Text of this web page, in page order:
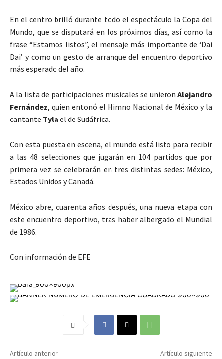
En el centro brilló durante todo el espectáculo la Copa del
Mundo, que se disputará en los próximos días, así como la
frase “Estamos listos”, el mensaje más importante de ‘Dai
Dai’ y como un gesto de arranque del encuentro deportivo
más esperado del año.
A la lista de participaciones musicales se unieron Alejandro
Fernández, quien entonó el Himno Nacional de México y la
cantante Tyla el de Sudáfrica.
Con esta puesta en escena, el mundo está listo para recibir
a las 48 selecciones que jugarán en 104 partidos que por
primera vez se celebrarán en tres distintas sedes: México,
Estados Unidos y Canadá.
México abre, cuarenta años después, una nueva etapa con
este encuentro deportivo, tras haber albergado el Mundial
de 1986.
Con información de EFE
Artículo anterior Artículo siguiente